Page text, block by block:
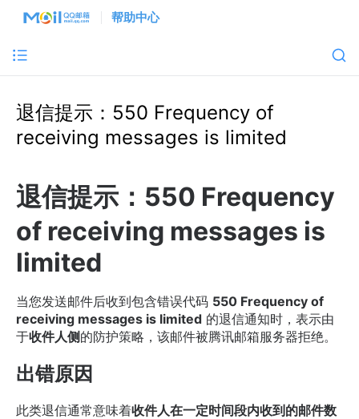
帮助中心
退信提示：550 Frequency of
receiving messages is limited
退信提示：550 Frequency
of receiving messages is
limited
当您发送邮件后收到包含错误代码 550 Frequency of
receiving messages is limited 的退信通知时，表示由
于收件人侧的防护策略，该邮件被腾讯邮箱服务器拒绝。
出错原因
此类退信通常意味着收件人在一定时间段内收到的邮件数